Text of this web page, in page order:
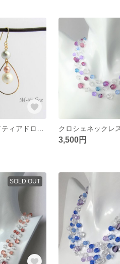
3,500円
SOLD OUT